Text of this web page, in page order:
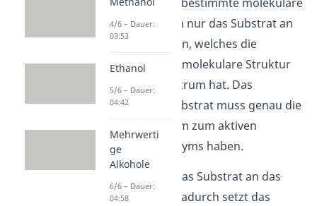
Struktur. Es kann nur das Substrat an
das Enzym binden, welches die
komplementäre
molekulare Struktur
zum aktiven Zentrum hat. Das
bedeutet, das Substrat muss genau die
gegenteilige Form zum aktiven
Zentrum des Enzyms haben.
Nur dann kann das Substrat an das
Enzym binden. Dadurch setzt das
4/6 – Dauer:
03:53
Ethanol
5/6 – Dauer:
04:42
Mehrwerti
ge
Alkohole
6/6 – Dauer:
04:58